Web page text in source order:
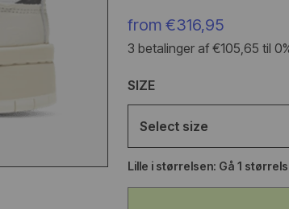
FUDGE
from €316,95
3 betalinger af €105,65 til
SIZE
Select size
Lille i størrelsen: Gå 1